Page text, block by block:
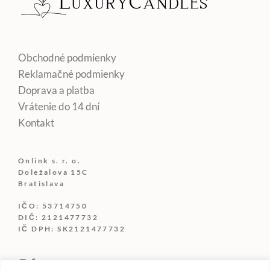
Obchodné podmienky
Reklamačné podmienky
Doprava a platba
Vrátenie do 14 dní
Kontakt
Onlink s. r. o.
Doležalova 15C
Bratislava
IČO: 53714750
DIČ: 2121477732
IČ DPH: SK2121477732